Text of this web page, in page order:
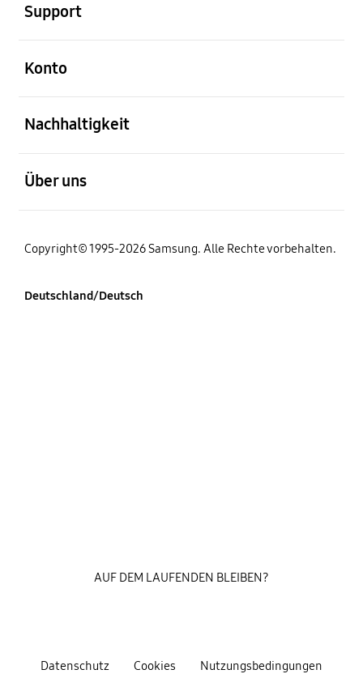
Support
Konto
Nachhaltigkeit
Über uns
Copyright© 1995-2026 Samsung. Alle Rechte vorbehalten.
Deutschland/Deutsch
Datenschutz Cookies Nutzungsbedingungen
AUF DEM LAUFENDEN BLEIBEN?